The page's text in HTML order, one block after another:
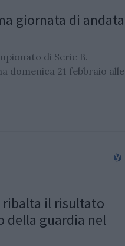
giornata di andata
di Serie B.
domenica 21 febbraio alle
ribalta il risultato
della guardia nel